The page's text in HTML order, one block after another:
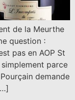
de la Meurthe
question :
pas en AOP St
parce
demande